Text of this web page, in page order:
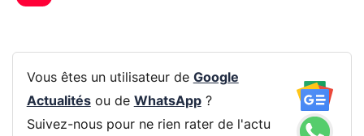
Vous êtes un utilisateur de Google
Actualitésou de WhatsApp?
Suivez-nous pour ne rien rater de l'actu